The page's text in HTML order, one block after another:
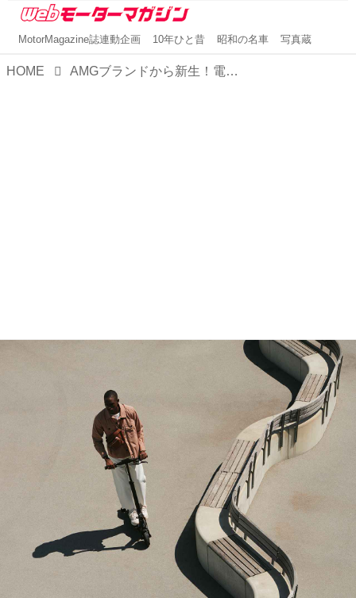
MotorMagazine誌連動企画 10年ひと昔 昭和の名車 写真蔵
HOME AMGブランドから新生！電動キックボード「メルセデスAMG Eスクーター」が登場